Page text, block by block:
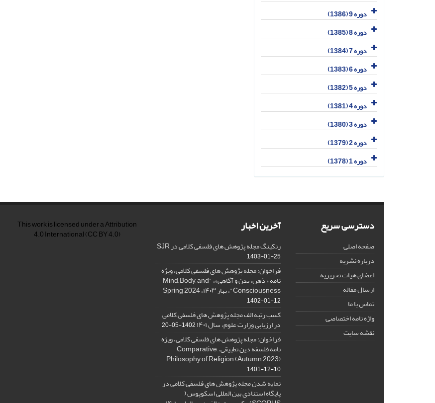
دوره 9 (1386)
دوره 8 (1385)
دوره 7 (1384)
دوره 6 (1383)
دوره 5 (1382)
دوره 4 (1381)
دوره 3 (1380)
دوره 2 (1379)
دوره 1 (1378)
دسترسی سریع
صفحه اصلی
درباره نشریه
اعضای هیات تحریریه
ارسال مقاله
تماس با ما
واژه نامه اختصاصی
نقشه سایت
آخرین اخبار
رنکینگ مجله پژوهش های فلسفی کلامی در SJR
1403-01-25
فراخوان: مجله پژوهش های فلسفی کلامی، ویژه
نامه « ذهن، بدن و آگاهی»، "Mind, Body, and
Consciousness"، بهار ۱۴۰۳، Spring 2024
1402-01-12
کسب رتبه الف مجله پژوهش های فلسفی کلامی
در ارزیابی وزارت علوم، سال ۱۴۰۱ 1402-05-20
فراخوان: مجله پژوهش های فلسفی کلامی، ویژه
نامه فلسفه دین تطبیقی، ,Comparative
Philosophy of Religion (Autumn 2023)
1401-12-10
نمایه شدن مجله پژوهش های فلسفی کلامی در
پایگاه استنادی بین المللی اسکوپوس (
This work is licensed under aAttribution
4.0 International(CC BY 4.0)